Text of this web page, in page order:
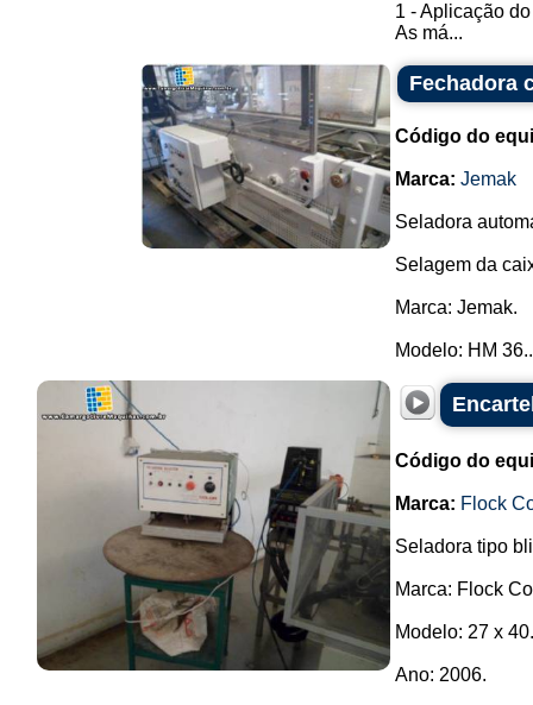
1 - Aplicação
As má...
Fechadora
Código do
Marca: Jemak
Seladora
Selagem da
Marca: Jemak.
Modelo: HM
Código do
Marca: Flock
Seladora tipo
Marca: Flock
Modelo: 27 x 40.
Ano: 2006.